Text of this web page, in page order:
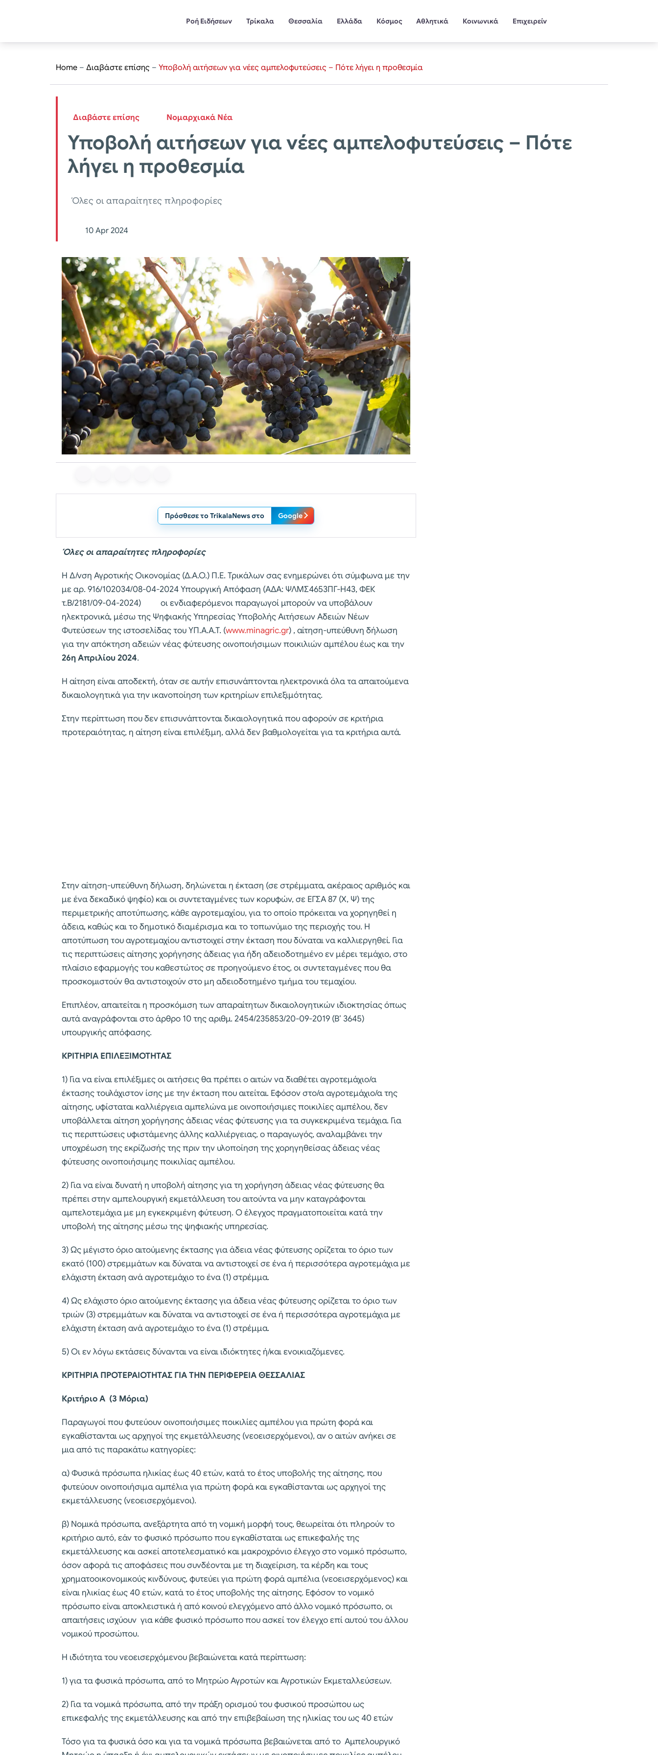
Ροή Ειδήσεων Τρίκαλα Θεσσαλία Ελλάδα Κόσμος Αθλητικά Κοινωνικά Επιχειρείν
Home – Διαβάστε επίσης – Υποβολή αιτήσεων για νέες αμπελοφυτεύσεις – Πότε λήγει η προθεσμία
Διαβάστε επίσης Νομαρχιακά Νέα
Υποβολή αιτήσεων για νέες αμπελοφυτεύσεις – Πότε
λήγει η προθεσμία
Όλες οι απαραίτητες πληροφορίες
10 Apr 2024
Πρόσθεσε το TrikalaNews στο Google
Όλες οι απαραίτητες πληροφορίες
Η Δ/νση Αγροτικής Οικονομίας (Δ.Α.Ο.) Π.Ε. Τρικάλων σας ενημερώνει ότι σύμφωνα με την
με αρ. 916/102034/08-04-2024 Υπουργική Απόφαση (ΑΔΑ: ΨΛΜΣ4653ΠΓ-Η43, ΦΕΚ
τ.Β/2181/09-04-2024) οι ενδιαφερόμενοι παραγωγοί μπορούν να υποβάλουν
ηλεκτρονικά, μέσω της Ψηφιακής Υπηρεσίας Υποβολής Αιτήσεων Αδειών Νέων
Φυτεύσεων της ιστοσελίδας του ΥΠ.Α.Α.Τ. (www.minagric.gr) , αίτηση-υπεύθυνη δήλωση
για την απόκτηση αδειών νέας φύτευσης οινοποιήσιμων ποικιλιών αμπέλου έως και την
26η Aπριλίου 2024.
Η αίτηση είναι αποδεκτή, όταν σε αυτήν επισυνάπτονται ηλεκτρονικά όλα τα απαιτούμενα
δικαιολογητικά για την ικανοποίηση των κριτηρίων επιλεξιμότητας.
Στην περίπτωση που δεν επισυνάπτονται δικαιολογητικά που αφορούν σε κριτήρια
προτεραιότητας, η αίτηση είναι επιλέξιμη, αλλά δεν βαθμολογείται για τα κριτήρια αυτά.
Στην αίτηση-υπεύθυνη δήλωση, δηλώνεται η έκταση (σε στρέμματα, ακέραιος αριθμός και
με ένα δεκαδικό ψηφίο) και οι συντεταγμένες των κορυφών, σε ΕΓΣΑ 87 (Χ, Ψ) της
περιμετρικής αποτύπωσης, κάθε αγροτεμαχίου, για το οποίο πρόκειται να χορηγηθεί η
άδεια, καθώς και το δημοτικό διαμέρισμα και το τοπωνύμιο της περιοχής του. Η
αποτύπωση του αγροτεμαχίου αντιστοιχεί στην έκταση που δύναται να καλλιεργηθεί. Για
τις περιπτώσεις αίτησης χορήγησης άδειας για ήδη αδειοδοτημένο εν μέρει τεμάχιο, στο
πλαίσιο εφαρμογής του καθεστώτος σε προηγούμενο έτος, οι συντεταγμένες που θα
προσκομιστούν θα αντιστοιχούν στο μη αδειοδοτημένο τμήμα του τεμαχίου.
Επιπλέον, απαιτείται η προσκόμιση των απαραίτητων δικαιολογητικών ιδιοκτησίας όπως
αυτά αναγράφονται στο άρθρο 10 της αριθμ. 2454/235853/20-09-2019 (Β’ 3645)
υπουργικής απόφασης.
ΚΡΙΤΗΡΙΑ ΕΠΙΛΕΞΙΜΟΤΗΤΑΣ
1) Για να είναι επιλέξιμες οι αιτήσεις θα πρέπει ο αιτών να διαθέτει αγροτεμάχιο/α
έκτασης τουλάχιστον ίσης με την έκταση που αιτείται. Εφόσον στο/α αγροτεμάχιο/α της
αίτησης, υφίσταται καλλιέργεια αμπελώνα με οινοποιήσιμες ποικιλίες αμπέλου, δεν
υποβάλλεται αίτηση χορήγησης άδειας νέας φύτευσης για τα συγκεκριμένα τεμάχια. Για
τις περιπτώσεις υφιστάμενης άλλης καλλιέργειας, ο παραγωγός, αναλαμβάνει την
υποχρέωση της εκρίζωσής της πριν την υλοποίηση της χορηγηθείσας άδειας νέας
φύτευσης οινοποιήσιμης ποικιλίας αμπέλου.
2) Για να είναι δυνατή η υποβολή αίτησης για τη χορήγηση άδειας νέας φύτευσης θα
πρέπει στην αμπελουργική εκμετάλλευση του αιτούντα να μην καταγράφονται
αμπελοτεμάχια με μη εγκεκριμένη φύτευση. Ο έλεγχος πραγματοποιείται κατά την
υποβολή της αίτησης μέσω της ψηφιακής υπηρεσίας.
3) Ως μέγιστο όριο αιτούμενης έκτασης για άδεια νέας φύτευσης ορίζεται το όριο των
εκατό (100) στρεμμάτων και δύναται να αντιστοιχεί σε ένα ή περισσότερα αγροτεμάχια με
ελάχιστη έκταση ανά αγροτεμάχιο το ένα (1) στρέμμα.
4) Ως ελάχιστο όριο αιτούμενης έκτασης για άδεια νέας φύτευσης ορίζεται το όριο των
τριών (3) στρεμμάτων και δύναται να αντιστοιχεί σε ένα ή περισσότερα αγροτεμάχια με
ελάχιστη έκταση ανά αγροτεμάχιο το ένα (1) στρέμμα.
5) Οι εν λόγω εκτάσεις δύνανται να είναι ιδιόκτητες ή/και ενοικιαζόμενες.
ΚΡΙΤΗΡΙΑ ΠΡΟΤΕΡΑΙΟΤΗΤΑΣ ΓΙΑ ΤΗΝ ΠΕΡΙΦΕΡΕΙΑ ΘΕΣΣΑΛΙΑΣ
Κριτήριο Α (3 Μόρια)
Παραγωγοί που φυτεύουν οινοποιήσιμες ποικιλίες αμπέλου για πρώτη φορά και
εγκαθίστανται ως αρχηγοί της εκμετάλλευσης (νεοεισερχόμενοι), αν ο αιτών ανήκει σε
μια από τις παρακάτω κατηγορίες:
α) Φυσικά πρόσωπα ηλικίας έως 40 ετών, κατά το έτος υποβολής της αίτησης, που
φυτεύουν οινοποιήσιμα αμπέλια για πρώτη φορά και εγκαθίστανται ως αρχηγοί της
εκμετάλλευσης (νεοεισερχόμενοι).
β) Νομικά πρόσωπα, ανεξάρτητα από τη νομική μορφή τους, θεωρείται ότι πληρούν το
κριτήριο αυτό, εάν το φυσικό πρόσωπο που εγκαθίσταται ως επικεφαλής της
εκμετάλλευσης και ασκεί αποτελεσματικό και μακροχρόνιο έλεγχο στο νομικό πρόσωπο,
όσον αφορά τις αποφάσεις που συνδέονται με τη διαχείριση, τα κέρδη και τους
χρηματοοικονομικούς κινδύνους, φυτεύει για πρώτη φορά αμπέλια (νεοεισερχόμενος) και
είναι ηλικίας έως 40 ετών, κατά το έτος υποβολής της αίτησης. Εφόσον το νομικό
πρόσωπο είναι αποκλειστικά ή από κοινού ελεγχόμενο από άλλο νομικό πρόσωπο, οι
απαιτήσεις ισχύουν για κάθε φυσικό πρόσωπο που ασκεί τον έλεγχο επί αυτού του άλλου
νομικού προσώπου.
Η ιδιότητα του νεοεισερχόμενου βεβαιώνεται κατά περίπτωση:
1) για τα φυσικά πρόσωπα, από το Μητρώο Αγροτών και Αγροτικών Εκμεταλλεύσεων.
2) Για τα νομικά πρόσωπα, από την πράξη ορισμού του φυσικού προσώπου ως
επικεφαλής της εκμετάλλευσης και από την επιβεβαίωση της ηλικίας του ως 40 ετών
Τόσο για τα φυσικά όσο και για τα νομικά πρόσωπα βεβαιώνεται από το Αμπελουργικό